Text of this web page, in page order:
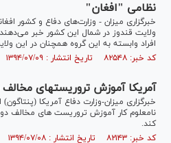
نظامی "افغان"
خبرگزاری میزان - وزارت‌های دفاع و کشور
ولایت قندوز در شمال این کشور خبر
افراد وابسته به این گروه همچنان در این
کد خبر: ۸۲۵۴۸ تاریخ انتشار : ۱۳۹۴/۰۷/۰۹
آمریکا آموزش تروریست‎های مخالف سوریه را متوقف کرد
خبرگزاری میزان-وزارت دفاع آمریکا
نامعلوم کار آموزش تروریست های مخالف
کند.
کد خبر: ۸۲۱۴۳ تاریخ انتشار : ۱۳۹۴/۰۷/۰۸